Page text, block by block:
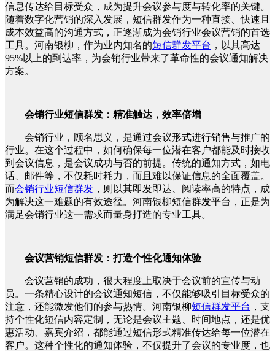
信息传达给目标受众，成为提升会议参与度与转化率的关键。
随着数字化营销的深入发展，短信群发作为一种直接、快速且
成本效益高的沟通方式，正逐渐成为会销行业会议营销的首选
工具。河南银柳，作为业内知名的短信群发平台 ，以其高达
95%以上的到达率，为会销行业带来了革命性的会议通知解决
方案。
会销行业短信群发：精准触达，效率倍增
会销行业，顾名思义，是通过会议形式进行销售与推广的
行业。在这个过程中，如何确保每一位潜在客户都能及时接收
到会议信息，是会议成功与否的前提。传统的通知方式，如电
话、邮件等，不仅耗时耗力，而且难以保证信息的全面覆盖。
而会销行业短信群发 ，则以其即发即达、阅读率高的特点，成
为解决这一难题的有效途径。河南银柳短信群发平台，正是为
满足会销行业这一需求而量身打造的专业工具。
会议营销短信群发：打造个性化通知体验
会议营销的成功，很大程度上取决于会议前的宣传与动
员。一条精心设计的会议通知短信，不仅能够吸引目标受众的
注意，还能激发他们的参与热情。河南银柳短信群发平台 ，支
持个性化短信内容定制，无论是会议主题、时间地点，还是优
惠活动、嘉宾介绍，都能通过短信形式精准传达给每一位潜在
客户。这种个性化的通知体验，不仅提升了会议的专业度，也